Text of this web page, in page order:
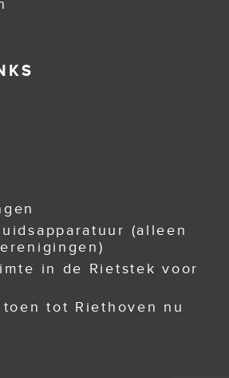
(alleen
in de Rietstek voor
tot Riethoven nu